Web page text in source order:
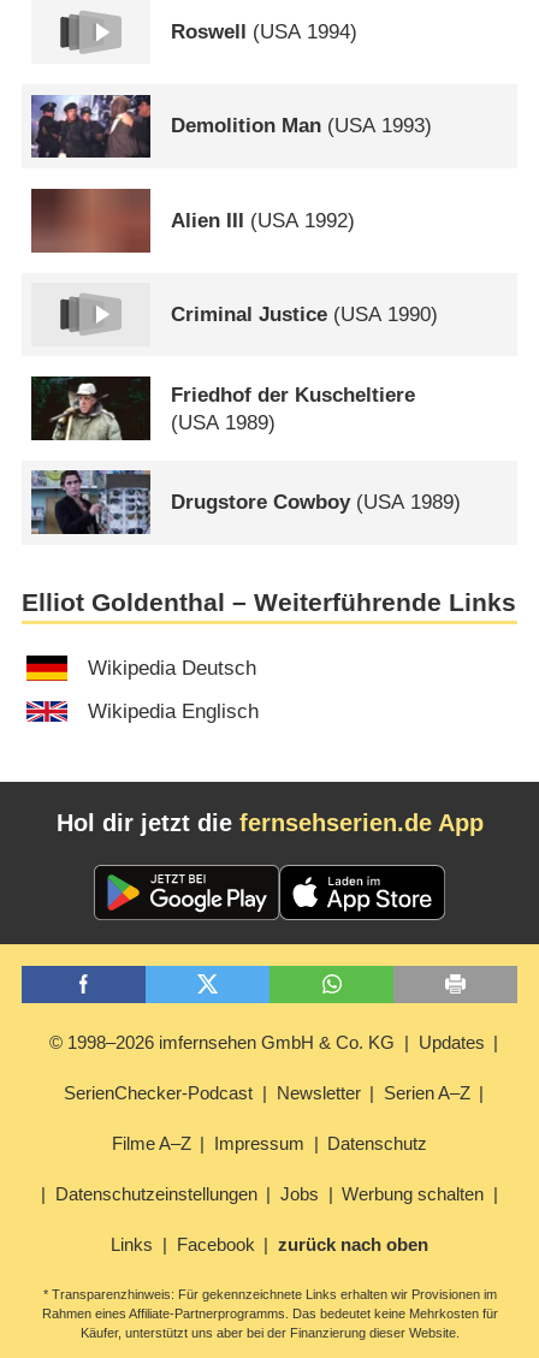
Roswell (USA1994)
Demolition Man (USA1993)
Alien III (USA 1992)
Criminal Justice (USA1990)
Friedhof der Kuscheltiere
(USA 1989)
Drugstore Cowboy(USA1989)
Elliot Goldenthal – Weiterführende Links
Wikipedia Deutsch
Wikipedia Englisch
Hol dir jetzt die fernsehserien.de App
© 1998–2026 imfernsehen GmbH & Co. KG Updates
SerienChecker-Podcast Newsletter Serien A–Z
Filme A–Z Impressum Datenschutz
Datenschutzeinstellungen Jobs Werbung schalten
Links Facebook zurück nach oben
* Transparenzhinweis: Für gekennzeichnete Links erhalten wir Provisionen im
Rahmen eines Affiliate-Partnerprogramms. Das bedeutet keine Mehrkosten für
Käufer, unterstützt uns aber bei der Finanzierung dieser Website.